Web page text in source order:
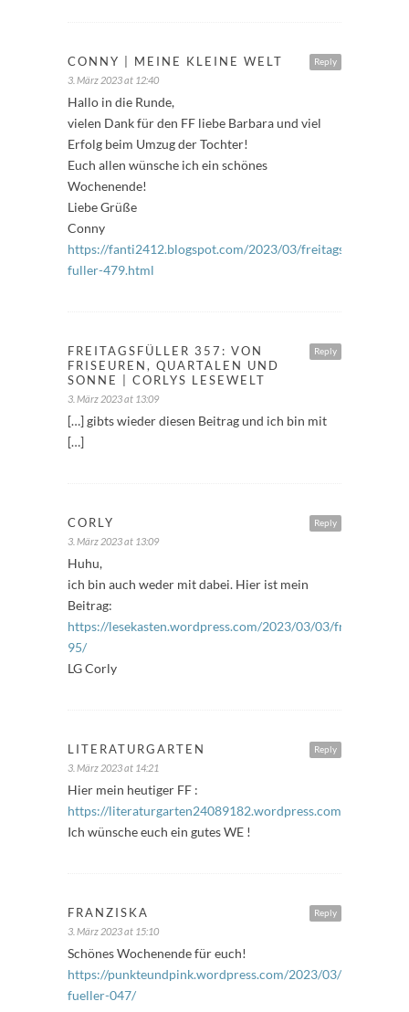
Reply
CONNY | MEINE KLEINE WELT
3. März 2023 at 12:40
Hallo in die Runde,
vielen Dank für den FF liebe Barbara und viel
Erfolg beim Umzug der Tochter!
Euch allen wünsche ich ein schönes
Wochenende!
Liebe Grüße
Conny
https://fanti2412.blogspot.com/2023/03/freitags-
fuller-479.html
Reply
FREITAGSFÜLLER 357: VON
FRISEUREN, QUARTALEN UND
SONNE | CORLYS LESEWELT
3. März 2023 at 13:09
[…] gibts wieder diesen Beitrag und ich bin mit
[…]
Reply
CORLY
3. März 2023 at 13:09
Huhu,
ich bin auch weder mit dabei. Hier ist mein
Beitrag:
https://lesekasten.wordpress.com/2023/03/03/
95/
LG Corly
Reply
LITERATURGARTEN
3. März 2023 at 14:21
Hier mein heutiger FF :
https://literaturgarten24089182.wordpress.com/
Ich wünsche euch ein gutes WE !
Reply
FRANZISKA
3. März 2023 at 15:10
Schönes Wochenende für euch!
https://punkteundpink.wordpress.com/2023/03/03/freitags-
fueller-047/